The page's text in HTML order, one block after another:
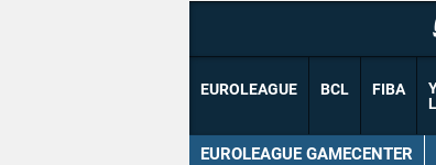
EUROLEAGUE BCL FIBA
EUROLEAGUE GAMECENTER